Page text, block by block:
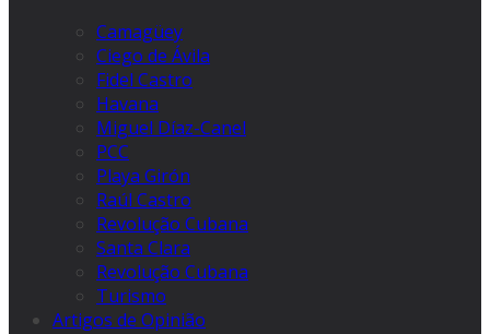
Camagüey
Ciego de Ávila
Fidel Castro
Havana
Miguel Díaz-Canel
PCC
Playa Girón
Raúl Castro
Revolução Cubana
Santa Clara
Revolução Cubana
Turismo
Artigos de Opinião